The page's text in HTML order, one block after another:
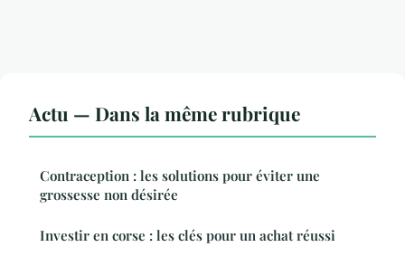
Actu — Dans la même rubrique
Contraception : les solutions pour éviter une
grossesse non désirée
Investir en corse : les clés pour un achat réussi